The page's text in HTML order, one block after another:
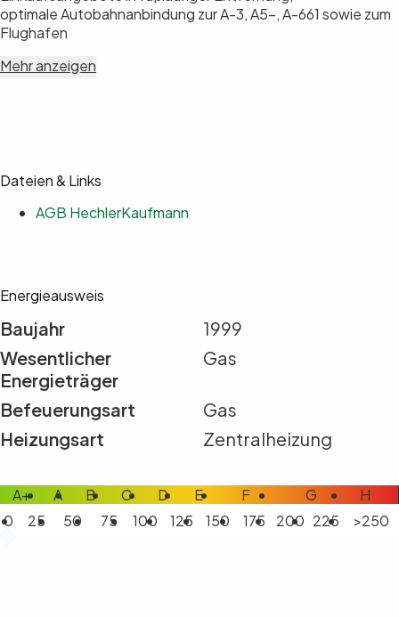
optimale Autobahnanbindung zur A-3, A5-, A-661 sowie zum
Flughafen
Mehr anzeigen
Dateien & Links
AGB HechlerKaufmann
Energieausweis
Baujahr
1999
Wesentlicher
Energieträger
Gas
Befeuerungsart
Gas
Heizungsart
Zentralheizung
A+ A B C D E F G
H
0
25 50 75 100 125 150 175 200 225 >250